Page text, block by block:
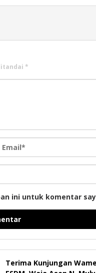
*
ini untuk komentar
Terima Kunjungan